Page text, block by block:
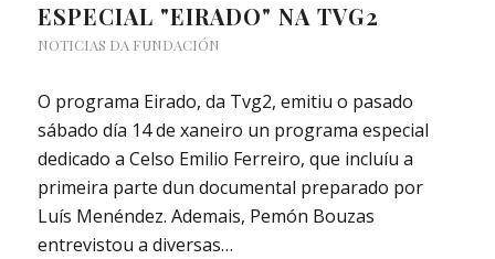
ESPECIAL "EIRADO" NA TVG2
NOTICIAS DA FUNDACIÓN
O programa Eirado, da Tvg2, emitiu o pasado
sábado día 14 de xaneiro un programa especial
dedicado a Celso Emilio Ferreiro, que incluíu a
primeira parte dun documental preparado por
Luís Menéndez. Ademais, Pemón Bouzas
entrevistou a diversas…